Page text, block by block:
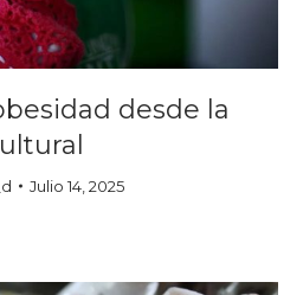
desde la
Julio 14, 2025